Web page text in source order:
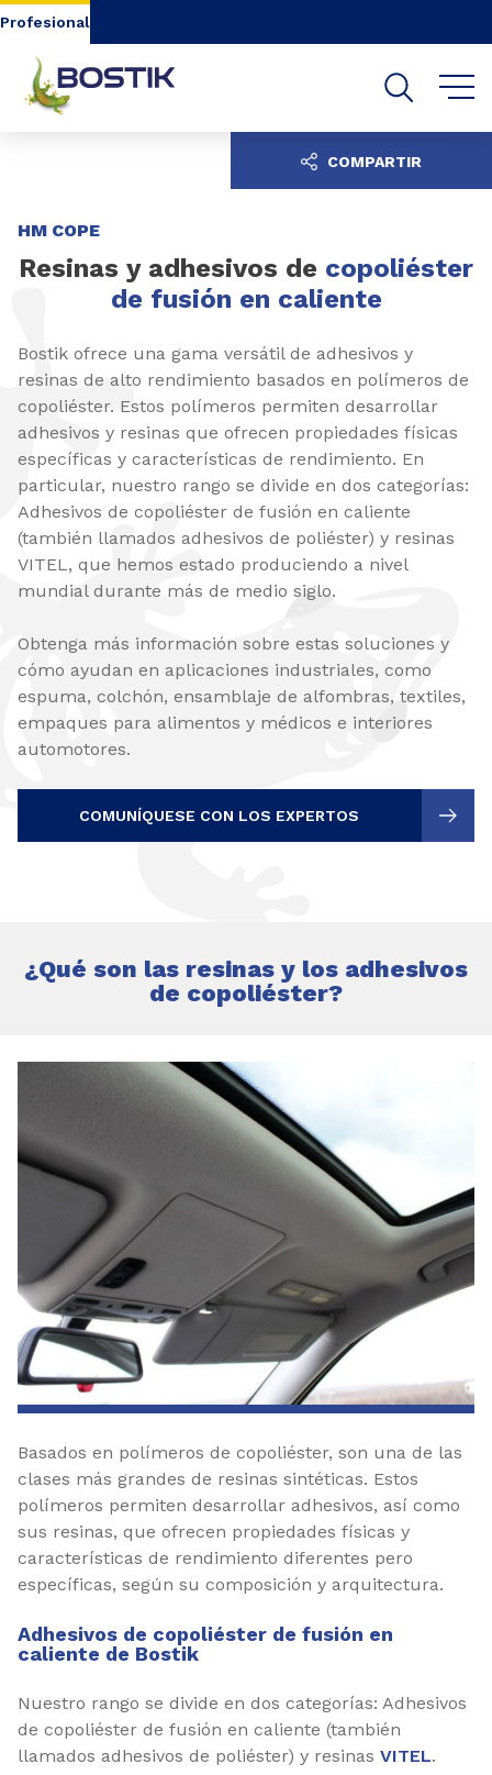
Go to content
Profesional
HM COPE
Resinas y adhesivos de copoliéster
de fusión en caliente
Bostik ofrece una gama versátil de adhesivos y
resinas de alto rendimiento basados en polímeros de
copoliéster. Estos polímeros permiten desarrollar
adhesivos y resinas que ofrecen propiedades físicas
específicas y características de rendimiento. En
particular, nuestro rango se divide en dos categorías:
Adhesivos de copoliéster de fusión en caliente
(también llamados adhesivos de poliéster) y resinas
VITEL, que hemos estado produciendo a nivel
mundial durante más de medio siglo.
Obtenga más información sobre estas soluciones y
cómo ayudan en aplicaciones industriales, como
espuma, colchón, ensamblaje de alfombras, textiles,
empaques para alimentos y médicos e interiores
automotores.
COMUNÍQUESE CON LOS EXPERTOS
COMPARTIR
¿Qué son las resinas y los adhesivos
de copoliéster?
Basados en polímeros de copoliéster, son una de las
clases más grandes de resinas sintéticas. Estos
polímeros permiten desarrollar adhesivos, así como
sus resinas, que ofrecen propiedades físicas y
características de rendimiento diferentes pero
específicas, según su composición y arquitectura.
Adhesivos de copoliéster de fusión en
caliente de Bostik
Nuestro rango se divide en dos categorías: Adhesivos
de copoliéster de fusión en caliente (también
llamados adhesivos de poliéster) y resinas VITEL.